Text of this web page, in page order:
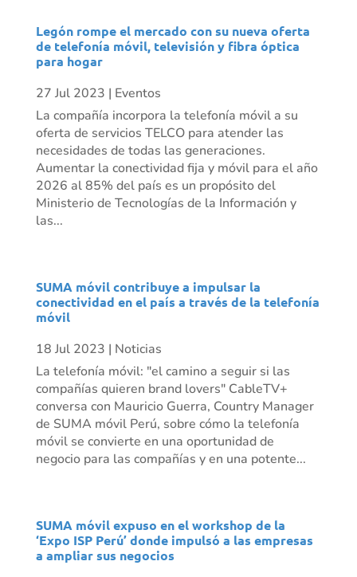
Legón rompe el mercado con su nueva oferta
de telefonía móvil, televisión y fibra óptica
para hogar
27 Jul 2023 | Eventos
La compañía incorpora la telefonía móvil a su
oferta de servicios TELCO para atender las
necesidades de todas las generaciones.
Aumentar la conectividad fija y móvil para el año
2026 al 85% del país es un propósito del
Ministerio de Tecnologías de la Información y
las...
SUMA móvil contribuye a impulsar la
conectividad en el país a través de la telefonía
móvil
18 Jul 2023 | Noticias
La telefonía móvil: "el camino a seguir si las
compañías quieren brand lovers" CableTV+
conversa con Mauricio Guerra, Country Manager
de SUMA móvil Perú, sobre cómo la telefonía
móvil se convierte en una oportunidad de
negocio para las compañías y en una potente...
SUMA móvil expuso en el workshop de la
‘Expo ISP Perú’ donde impulsó a las empresas
a ampliar sus negocios